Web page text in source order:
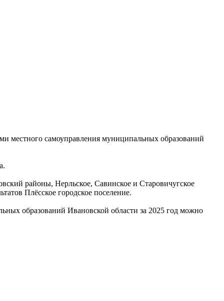
местного самоуправления муниципальных образований
районы, Нерльское, Савинское и Старовичугское
Плёсское городское поселение.
образований Ивановской области за 2025 год можно